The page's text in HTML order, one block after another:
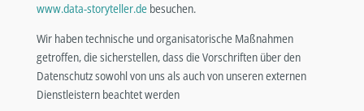
www.data-storyteller.debesuchen.
Wir haben technische und organisatorische Maßnahmen
getroffen, die sicherstellen, dass die Vorschriften über den
Datenschutz sowohl von uns als auch von unseren externen
Dienstleistern beachtet werden